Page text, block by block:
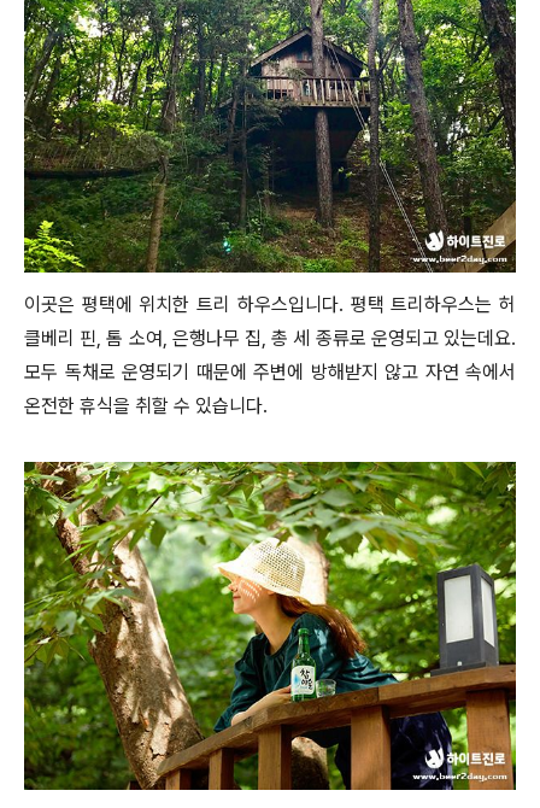
이곳은 평택에 위치한 트리 하우스입니다. 평택 트리하우스는 허
클베리 핀, 톰 소여, 은행나무 집, 총 세 종류로 운영되고 있는데요.
모두 독채로 운영되기 때문에 주변에 방해받지 않고 자연 속에서
온전한 휴식을 취할 수 있습니다.